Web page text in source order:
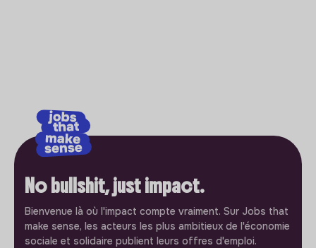
No bullshit, just impact.
Bienvenue là où l'impact compte vraiment. Sur Jobs that
make sense, les acteurs les plus ambitieux de l'économie
sociale et solidaire publient leurs offres d'emploi.